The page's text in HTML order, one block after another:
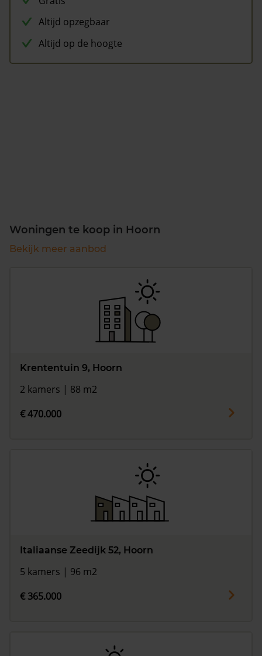
Altijd opzegbaar
Altijd op de hoogte
Woningen te koop in Hoorn
Bekijk meer aanbod
Krententuin 9, Hoorn
2 kamers | 88 m2
€ 470.000
Italiaanse Zeedijk 52, Hoorn
5 kamers | 96 m2
€ 365.000